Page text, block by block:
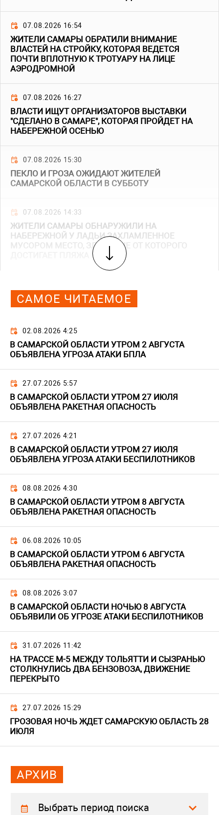
07.08.2026 16:54
ЖИТЕЛИ САМАРЫ ОБРАТИЛИ ВНИМАНИЕ
ВЛАСТЕЙ НА СТРОЙКУ, КОТОРАЯ ВЕДЕТСЯ
ПОЧТИ ВПЛОТНУЮ К ТРОТУАРУ НА ЛИЦЕ
АЭРОДРОМНОЙ
07.08.2026 16:27
ВЛАСТИ ИЩУТ ОРГАНИЗАТОРОВ ВЫСТАВКИ
"СДЕЛАНО В САМАРЕ", КОТОРАЯ ПРОЙДЕТ НА
НАБЕРЕЖНОЙ ОСЕНЬЮ
07.08.2026 15:30
ПЕКЛО И ГРОЗА ОЖИДАЮТ ЖИТЕЛЕЙ
САМАРСКОЙ ОБЛАСТИ В СУББОТУ
07.08.2026 14:33
ЖИТЕЛИ САМАРЫ ОБНАРУЖИЛИ НА
НАБЕРЕЖНОЙ У ЛАДЬИ ЗАХЛАМЛЕННОЕ
МУСОРОМ МЕСТО, ЗЛОВОНИЕ ОТ КОТОРОГО
САМОЕ ЧИТАЕМОЕ
02.08.2026 4:25
В САМАРСКОЙ ОБЛАСТИ УТРОМ 2 АВГУСТА
ОБЪЯВЛЕНА УГРОЗА АТАКИ БПЛА
27.07.2026 5:57
В САМАРСКОЙ ОБЛАСТИ УТРОМ 27 ИЮЛЯ
ОБЪЯВЛЕНА РАКЕТНАЯ ОПАСНОСТЬ
27.07.2026 4:21
В САМАРСКОЙ ОБЛАСТИ УТРОМ 27 ИЮЛЯ
ОБЪЯВЛЕНА УГРОЗА АТАКИ БЕСПИЛОТНИКОВ
08.08.2026 4:30
В САМАРСКОЙ ОБЛАСТИ УТРОМ 8 АВГУСТА
ОБЪЯВЛЕНА РАКЕТНАЯ ОПАСНОСТЬ
06.08.2026 10:05
В САМАРСКОЙ ОБЛАСТИ УТРОМ 6 АВГУСТА
ОБЪЯВЛЕНА РАКЕТНАЯ ОПАСНОСТЬ
08.08.2026 3:07
В САМАРСКОЙ ОБЛАСТИ НОЧЬЮ 8 АВГУСТА
ОБЪЯВИЛИ ОБ УГРОЗЕ АТАКИ БЕСПИЛОТНИКОВ
31.07.2026 11:42
НА ТРАССЕ М-5 МЕЖДУ ТОЛЬЯТТИ И СЫЗРАНЬЮ
СТОЛКНУЛИСЬ ДВА БЕНЗОВОЗА, ДВИЖЕНИЕ
ПЕРЕКРЫТО
27.07.2026 15:29
ГРОЗОВАЯ НОЧЬ ЖДЕТ САМАРСКУЮ ОБЛАСТЬ 28
ИЮЛЯ
АРХИВ
Выбрать период поиска